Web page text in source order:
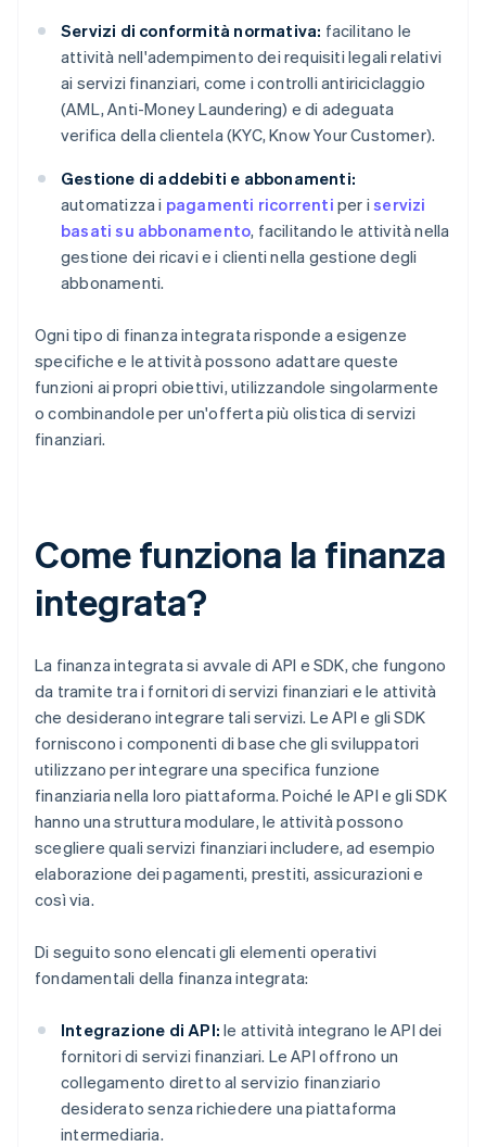
Servizi di conformità normativa: facilitano le
attività nell'adempimento dei requisiti legali relativi
ai servizi finanziari, come i controlli antiriciclaggio
(AML, Anti-Money Laundering) e di adeguata
verifica della clientela (KYC, Know Your Customer).
Gestione di addebiti e abbonamenti:
automatizza i pagamenti ricorrenti per iservizi
basati su abbonamento, facilitando le attività nella
gestione dei ricavi e i clienti nella gestione degli
abbonamenti.
Ogni tipo di finanza integrata risponde a esigenze
specifiche e le attività possono adattare queste
funzioni ai propri obiettivi, utilizzandole singolarmente
o combinandole per un'offerta più olistica di servizi
finanziari.
Come funziona la finanza
integrata?
La finanza integrata si avvale di API e SDK, che fungono
da tramite tra i fornitori di servizi finanziari e le attività
che desiderano integrare tali servizi. Le API e gli SDK
forniscono i componenti di base che gli sviluppatori
utilizzano per integrare una specifica funzione
finanziaria nella loro piattaforma. Poiché le API e gli SDK
hanno una struttura modulare, le attività possono
scegliere quali servizi finanziari includere, ad esempio
elaborazione dei pagamenti, prestiti, assicurazioni e
così via.
Di seguito sono elencati gli elementi operativi
fondamentali della finanza integrata:
Integrazione di API: le attività integrano le API dei
fornitori di servizi finanziari. Le API offrono un
collegamento diretto al servizio finanziario
desiderato senza richiedere una piattaforma
intermediaria.